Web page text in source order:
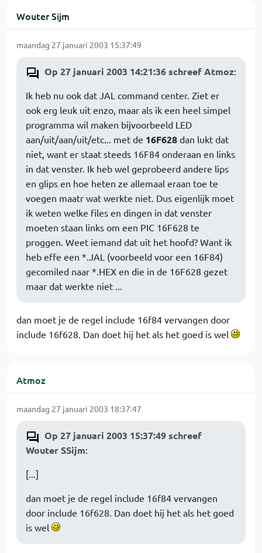
Wouter Sijm
maandag 27 januari 2003 15:37:49
Op 27 januari 2003 14:21:36 schreef Atmoz:
Ik heb nu ook dat JAL command center. Ziet er
ook erg leuk uit enzo, maar als ik een heel simpel
programma wil maken bijvoorbeeld LED
aan/uit/aan/uit/etc... met de 16F628 dan lukt dat
niet, want er staat steeds 16F84 onderaan en links
in dat venster. Ik heb wel geprobeerd andere lips
en glips en hoe heten ze allemaal eraan toe te
voegen maatr wat werkte niet. Dus eigenlijk moet
ik weten welke files en dingen in dat venster
moeten staan links om een PIC 16F628 te
proggen. Weet iemand dat uit het hoofd? Want ik
heb effe een *.JAL (voorbeeld voor een 16F84)
gecomiled naar *.HEX en die in de 16F628 gezet
maar dat werkte niet ...
dan moet je de regel include 16f84 vervangen door
include 16f628. Dan doet hij het als het goed is wel
Atmoz
maandag 27 januari 2003 18:37:47
Op 27 januari 2003 15:37:49 schreef
Wouter SSijm:
[...]
dan moet je de regel include 16f84 vervangen
door include 16f628. Dan doet hij het als het goed
is wel